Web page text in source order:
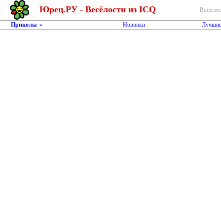
Юрец.РУ - Весёлости из ICQ
Приколы » Новинки